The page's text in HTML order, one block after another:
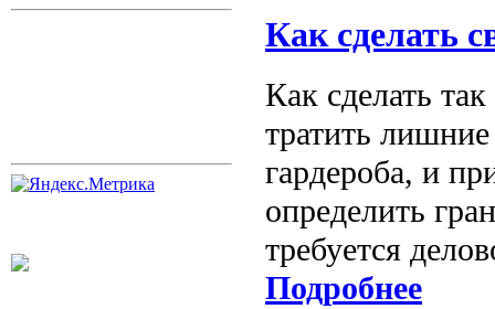
Как сделать
Как сделать
тратить лишние
гардероба, и
определить
требуется
Подробнее